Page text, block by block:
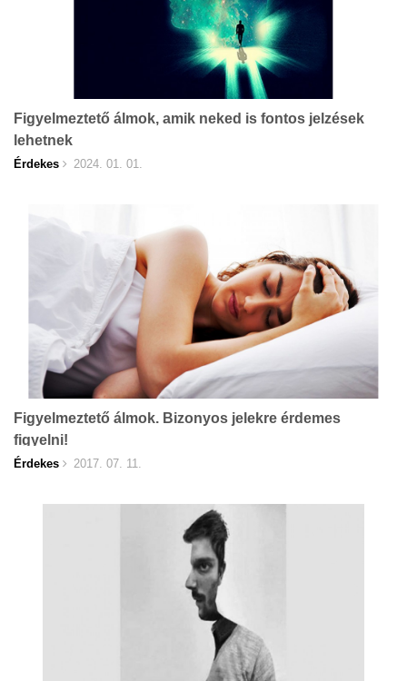
Figyelmeztető álmok, amik neked is fontos jelzések
lehetnek
Érdekes 2024. 01. 01.
Figyelmeztető álmok. Bizonyos jelekre érdemes
figyelni!
Érdekes 2017. 07. 11.